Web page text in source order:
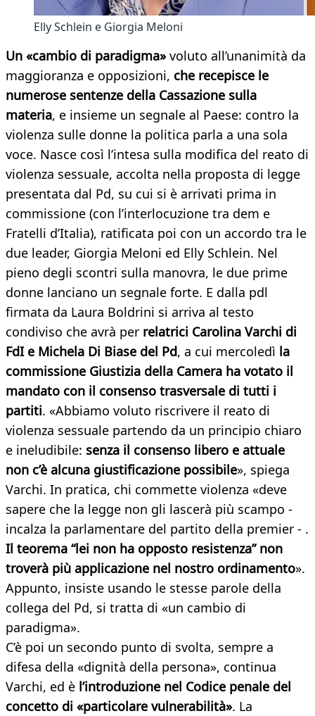
Elly Schlein e Giorgia Meloni
Un «cambio di paradigma» voluto all’unanimità da
maggioranza e opposizioni, che recepisce le
numerose sentenze della Cassazione sulla
materia, e insieme un segnale al Paese: contro la
violenza sulle donne la politica parla a una sola
voce. Nasce così l’intesa sulla modifica del reato di
violenza sessuale, accolta nella proposta di legge
presentata dal Pd, su cui si è arrivati prima in
commissione (con l’interlocuzione tra dem e
Fratelli d’Italia), ratificata poi con un accordo tra le
due leader, Giorgia Meloni ed Elly Schlein. Nel
pieno degli scontri sulla manovra, le due prime
donne lanciano un segnale forte. E dalla pdl
firmata da Laura Boldrini si arriva al testo
condiviso che avrà per relatrici Carolina Varchi di
FdI e Michela Di Biase del Pd, a cui mercoledì la
commissione Giustizia della Camera ha votato il
mandato con il consenso trasversale di tutti i
partiti. «Abbiamo voluto riscrivere il reato di
violenza sessuale partendo da un principio chiaro
e ineludibile: senza il consenso libero e attuale
non c’è alcuna giustificazione possibile», spiega
Varchi. In pratica, chi commette violenza «deve
sapere che la legge non gli lascerà più scampo -
incalza la parlamentare del partito della premier - .
Il teorema “lei non ha opposto resistenza” non
troverà più applicazione nel nostro ordinamento».
Appunto, insiste usando le stesse parole della
collega del Pd, si tratta di «un cambio di
paradigma».
C’è poi un secondo punto di svolta, sempre a
difesa della «dignità della persona», continua
Varchi, ed è l’introduzione nel Codice penale del
concetto di «particolare vulnerabilità». La